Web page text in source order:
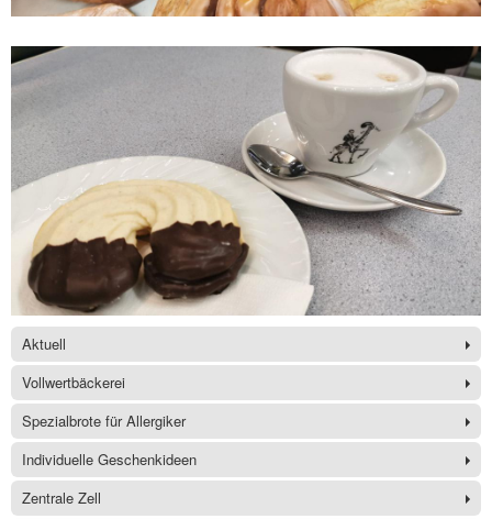
Aktuell
Vollwertbäckerei
Spezialbrote für Allergiker
Individuelle Geschenkideen
Zentrale Zell